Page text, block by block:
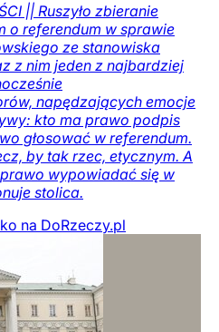
|| Ruszyło zbieranie
o referendum w sprawie
ze stanowiska
z nim jeden z najbardziej
napędzających emocje
kto ma prawo podpis
głosować w referendum.
by tak rzec, etycznym. A
wypowiadać się w
stolica.
na DoRzeczy.pl